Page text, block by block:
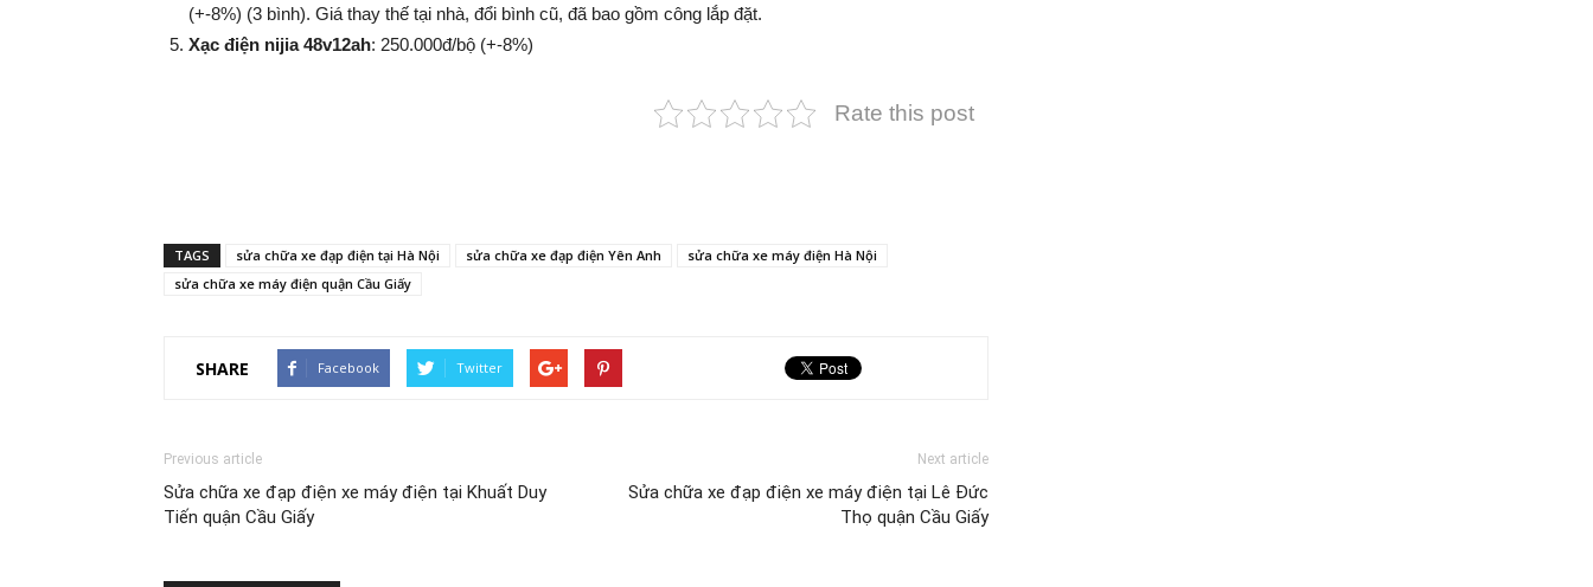
(+-8%​​​​​​​) (3 bình). Giá thay thế tại nhà, đổi bình cũ, đã bao gồm công lắp đặt.
Xạc điện nijia 48v12ah: 250.000đ/bộ (+-8%​​​​​​​)
Rate this post
TAGS sửa chữa xe đạp điện tại Hà Nội sửa chữa xe đạp điện Yên Anh
sửa chữa xe máy điện Hà Nội
sửa chữa xe máy điện quận Cầu Giấy
SHARE Facebook Twitter
Previous article
Sửa chữa xe đạp điện xe máy điện tại Khuất Duy
Tiến quận Cầu Giấy
Next article
Sửa chữa xe đạp điện xe máy điện tại Lê Đức
Thọ quận Cầu Giấy